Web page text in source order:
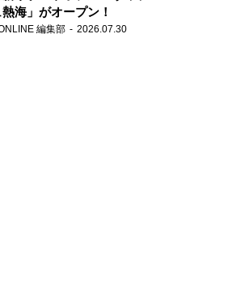
海」がオープン！
編集部 2026.07.30